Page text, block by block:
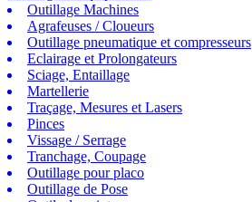
Outillage Machines
Agrafeuses / Cloueurs
Outillage pneumatique et compresseurs
Eclairage et Prolongateurs
Sciage, Entaillage
Martellerie
Traçage, Mesures et Lasers
Pinces
Vissage / Serrage
Tranchage, Coupage
Outillage pour placo
Outillage de Pose